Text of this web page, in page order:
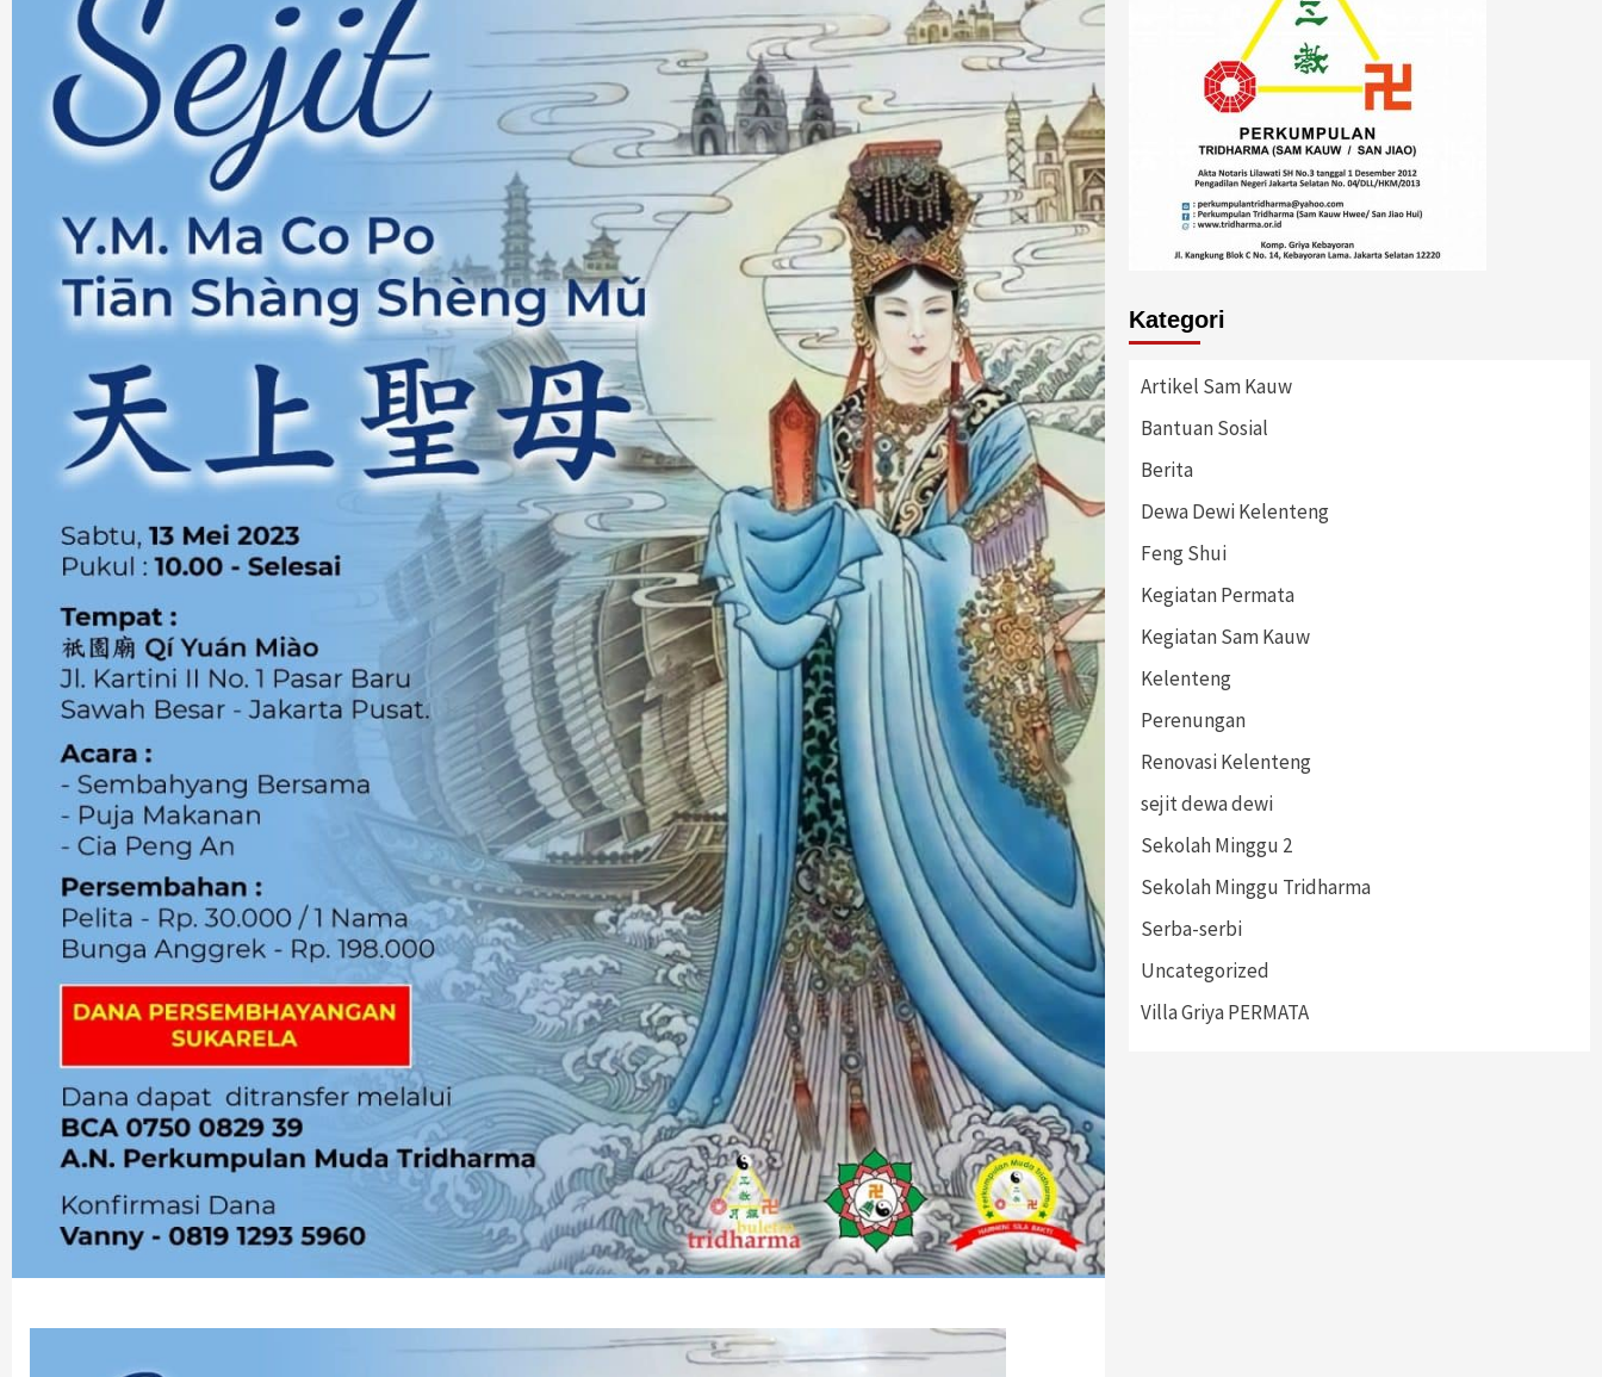
Kategori
Artikel Sam Kauw
Bantuan Sosial
Berita
Dewa Dewi Kelenteng
Feng Shui
Kegiatan Permata
Kegiatan Sam Kauw
Kelenteng
Perenungan
Renovasi Kelenteng
sejit dewa dewi
Sekolah Minggu 2
Sekolah Minggu Tridharma
Serba-serbi
Uncategorized
Villa Griya PERMATA